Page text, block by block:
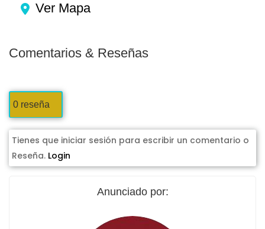
Ver Mapa
Comentarios & Reseñas
0 reseña
Tienes que iniciar sesión para escribir un comentario o
Reseña. Login
Anunciado por: